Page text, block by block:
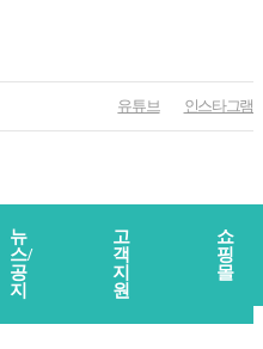
유튜브 인스타그램
뉴
스/
공
지
고
객
지
원
쇼
핑
몰